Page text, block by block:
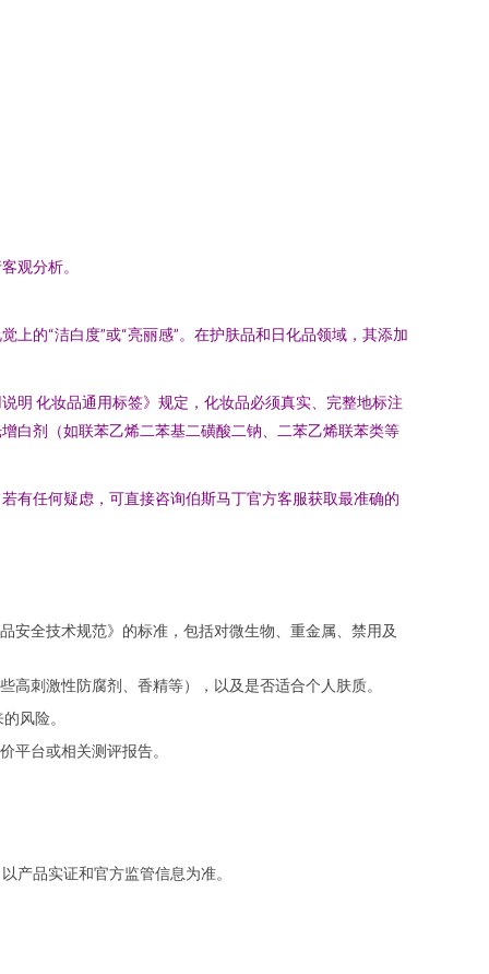
观分析。
的“洁白度”或“亮丽感”。在护肤品和日化品领域，其添加
明 化妆品通用标签》规定，化妆品必须真实、完整地标注
白剂（如联苯乙烯二苯基二磺酸二钠、二苯乙烯联苯类等
有任何疑虑，可直接咨询伯斯马丁官方客服获取最准确的
安全技术规范》的标准，包括对微生物、重金属、禁用及
刺激性防腐剂、香精等），以及是否适合个人肤质。
风险。
平台或相关测评报告。
产品实证和官方监管信息为准。